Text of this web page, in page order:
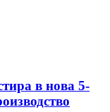
в нова 5-